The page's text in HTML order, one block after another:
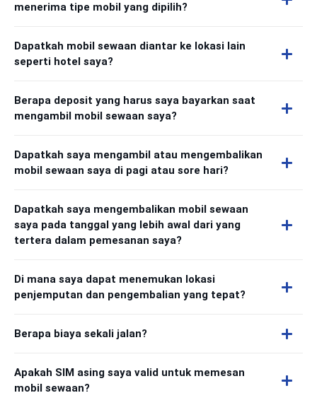
menerima tipe mobil yang dipilih?
Dapatkah mobil sewaan diantar ke lokasi lain
seperti hotel saya?
Berapa deposit yang harus saya bayarkan saat
mengambil mobil sewaan saya?
Dapatkah saya mengambil atau mengembalikan
mobil sewaan saya di pagi atau sore hari?
Dapatkah saya mengembalikan mobil sewaan
saya pada tanggal yang lebih awal dari yang
tertera dalam pemesanan saya?
Di mana saya dapat menemukan lokasi
penjemputan dan pengembalian yang tepat?
Berapa biaya sekali jalan?
Apakah SIM asing saya valid untuk memesan
mobil sewaan?